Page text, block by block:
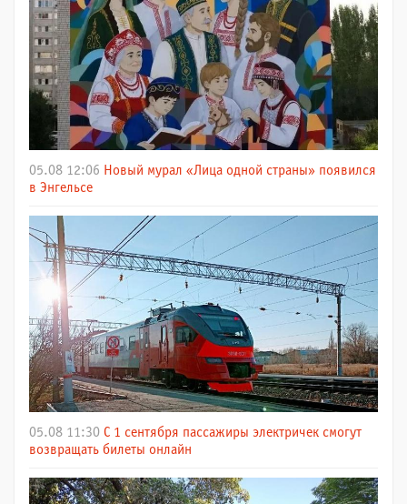
05.08 12:06 Новый мурал «Лица одной страны» появился
в Энгельсе
05.08 11:30 С 1 сентября пассажиры электричек смогут
возвращать билеты онлайн